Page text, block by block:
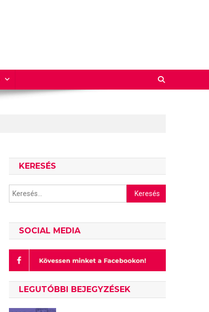
KERESÉS
Keresés:
SOCIAL MEDIA
LEGUTÓBBI BEJEGYZÉSEK